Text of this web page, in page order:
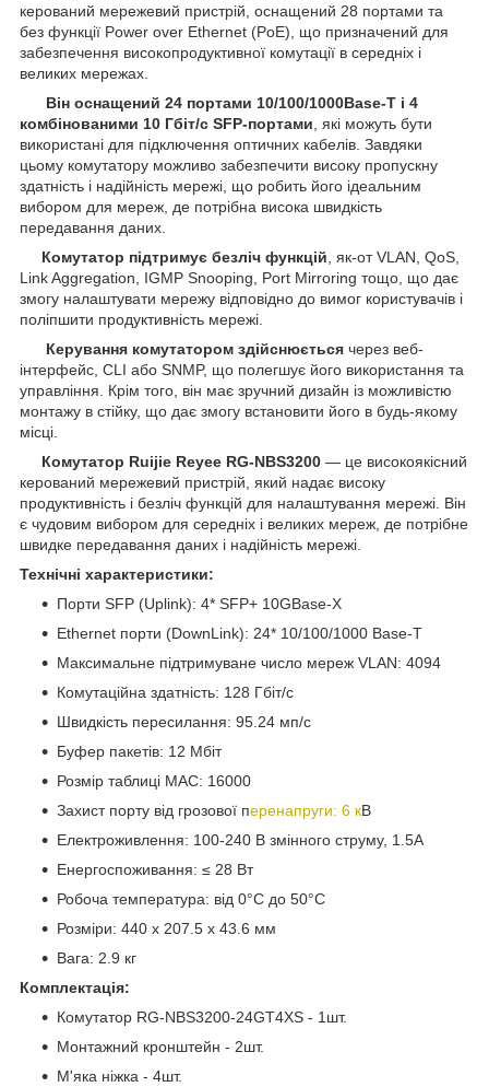
керований мережевий пристрій, оснащений 28 портами та
без функції Power over Ethernet (PoE), що призначений для
забезпечення високопродуктивної комутації в середніх і
великих мережах.
Він оснащений 24 портами 10/100/1000Base-T і 4
комбінованими 10 Гбіт/с SFP-портами , які можуть бути
використані для підключення оптичних кабелів. Завдяки
цьому комутатору можливо забезпечити високу пропускну
здатність і надійність мережі, що робить його ідеальним
вибором для мереж, де потрібна висока швидкість
передавання даних.
Комутатор підтримує безліч функцій , як-от VLAN, QoS,
Link Aggregation, IGMP Snooping, Port Mirroring тощо, що дає
змогу налаштувати мережу відповідно до вимог користувачів і
поліпшити продуктивність мережі.
Керування комутатором здійснюється через веб-
інтерфейс, CLI або SNMP, що полегшує його використання та
управління. Крім того, він має зручний дизайн із можливістю
монтажу в стійку, що дає змогу встановити його в будь-якому
місці.
Комутатор Ruijie Reyee RG-NBS3200 — це високоякісний
керований мережевий пристрій, який надає високу
продуктивність і безліч функцій для налаштування мережі. Він
є чудовим вибором для середніх і великих мереж, де потрібне
швидке передавання даних і надійність мережі.
Технічні характеристики:
Порти SFP (Uplink): 4* SFP+ 10GBase-X
Ethernet порти (DownLink): 24* 10/100/1000 Base-T
Максимальне підтримуване число мереж VLAN: 4094
Комутаційна здатність: 128 Гбіт/с
Швидкість пересилання: 95.24 мп/с
Буфер пакетів: 12 Мбіт
Розмір таблиці MAC: 16000
Захист порту від грозової перенапруги: 6 кВ
Електроживлення: 100-240 В змінного струму, 1.5A
Енергоспоживання: ≤ 28 Вт
Робоча температура: від 0°C до 50°C
Розміри: 440 x 207.5 x 43.6 мм
Вага: 2.9 кг
Комплектація:
Комутатор RG-NBS3200-24GT4XS - 1шт.
Монтажний кронштейн - 2шт.
М'яка ніжка - 4шт.